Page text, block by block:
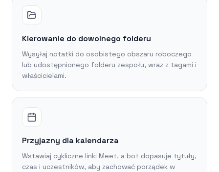
Kierowanie do dowolnego folderu
Wysyłaj notatki do osobistego obszaru roboczego
lub udostępnionego folderu zespołu, wraz z tagami i
właścicielami.
Przyjazny dla kalendarza
Wstawiaj cykliczne linki Meet, a bot dopasuje tytuły,
czas i uczestników, aby zachować porządek w